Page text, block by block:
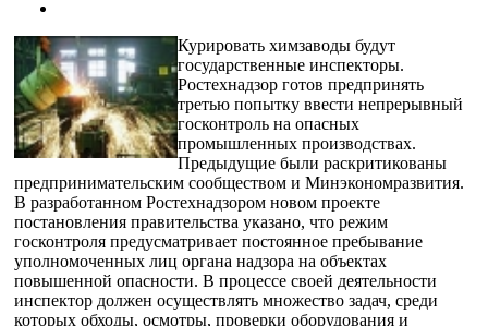
Курировать химзаводы будут
государственные инспекторы.
Ростехнадзор готов предпринять
третью попытку ввести непрерывный
госконтроль на опасных
промышленных производствах.
Предыдущие были раскритикованы
предпринимательским сообществом и Минэкономразвития.
В разработанном Ростехнадзором новом проекте
постановления правительства указано, что режим
госконтроля предусматривает постоянное пребывание
уполномоченных лиц органа надзора на объектах
повышенной опасности. В процессе своей деятельности
инспектор должен осуществлять множество задач, среди
которых обходы, осмотры, проверки оборудования и